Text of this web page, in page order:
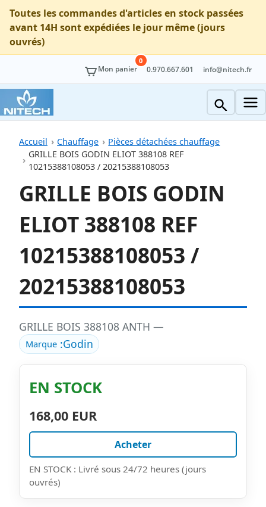
Toutes les commandes d'articles en stock passées
avant 14H sont expédiées le jour même (jours
ouvrés)
Mon panier
0
0.970.667.601 info@nitech.fr
Accueil Chauffage
Pièces détachées chauffage
GRILLE BOIS GODIN ELIOT 388108 REF
10215388108053 / 20215388108053
GRILLE BOIS GODIN
ELIOT 388108 REF
10215388108053 /
20215388108053
GRILLE BOIS 388108 ANTH —
Marque:Godin
EN STOCK
168,00 EUR
Acheter
EN STOCK : Livré sous 24/72 heures (jours
ouvrés)